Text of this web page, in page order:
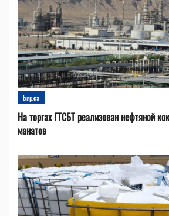
Биржа
На торгах ГТСБТ реализован нефтяной
манатов